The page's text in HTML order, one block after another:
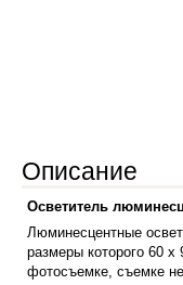
Описание
Осветитель
Люминесцентные
размеры которого 60
фотосъемке, съемке